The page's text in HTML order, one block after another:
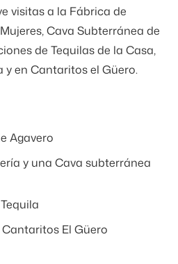
visitas a la Fábrica de
Cava Subterránea de
de Tequilas de la Casa,
y en Cantaritos el Güero.
Agavero
y una Cava subterránea
El Güero